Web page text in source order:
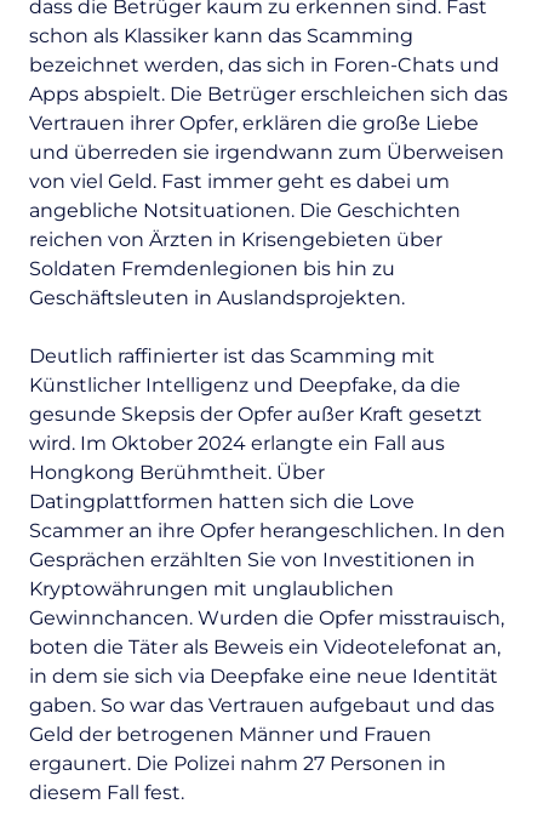
dass die Betrüger kaum zu erkennen sind. Fast
schon als Klassiker kann das Scamming
bezeichnet werden, das sich in Foren-Chats und
Apps abspielt. Die Betrüger erschleichen sich das
Vertrauen ihrer Opfer, erklären die große Liebe
und überreden sie irgendwann zum Überweisen
von viel Geld. Fast immer geht es dabei um
angebliche Notsituationen. Die Geschichten
reichen von Ärzten in Krisengebieten über
Soldaten Fremdenlegionen bis hin zu
Geschäftsleuten in Auslandsprojekten.
Deutlich raffinierter ist das Scamming mit
Künstlicher Intelligenz und Deepfake, da die
gesunde Skepsis der Opfer außer Kraft gesetzt
wird. Im Oktober 2024 erlangte ein Fall aus
Hongkong Berühmtheit. Über
Datingplattformen hatten sich die Love
Scammer an ihre Opfer herangeschlichen. In den
Gesprächen erzählten Sie von Investitionen in
Kryptowährungen mit unglaublichen
Gewinnchancen. Wurden die Opfer misstrauisch,
boten die Täter als Beweis ein Videotelefonat an,
in dem sie sich via Deepfake eine neue Identität
gaben. So war das Vertrauen aufgebaut und das
Geld der betrogenen Männer und Frauen
ergaunert. Die Polizei nahm 27 Personen in
diesem Fall fest.